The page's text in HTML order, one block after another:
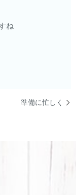
ね
準備に忙しく